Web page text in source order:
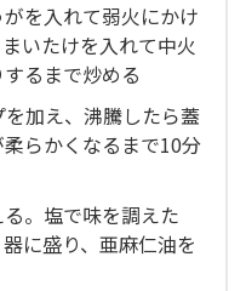
を入れて弱火にかけ
いたけを入れて中火
るまで炒める
加え、沸騰したら蓋
らかくなるまで10分
。塩で味を調えた
に盛り、亜麻仁油を